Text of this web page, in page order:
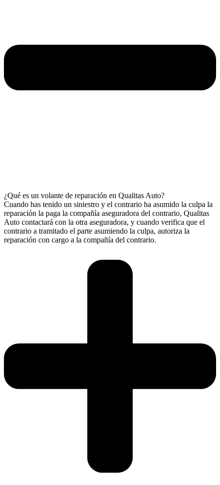
¿Qué es un volante de reparación en Qualitas Auto?
Cuando has tenido un siniestro y el contrario ha asumido la culpa la
reparación la paga la compañía aseguradora del contrario, Qualitas
Auto contactará con la otra aseguradora, y cuando verifica que el
contrario a tramitado el parte asumiendo la culpa, autoriza la
reparación con cargo a la compañía del contrario.